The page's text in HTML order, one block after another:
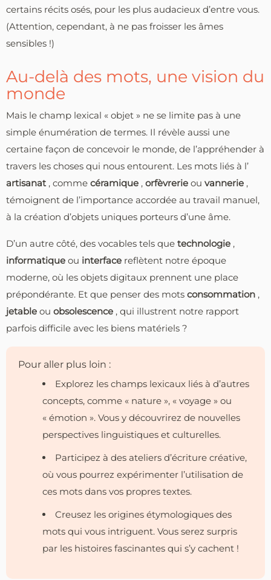
certains récits osés, pour les plus audacieux d’entre vous.
(Attention, cependant, à ne pas froisser les âmes
sensibles !)
Au-delà des mots, une vision du
monde
Mais le champ lexical « objet » ne se limite pas à une
simple énumération de termes. Il révèle aussi une
certaine façon de concevoir le monde, de l’appréhender à
travers les choses qui nous entourent. Les mots liés à l’
artisanat , comme céramique , orfèvrerie ou vannerie ,
témoignent de l’importance accordée au travail manuel,
à la création d’objets uniques porteurs d’une âme.
D’un autre côté, des vocables tels que technologie ,
informatique ou interface reflètent notre époque
moderne, où les objets digitaux prennent une place
prépondérante. Et que penser des mots consommation ,
jetable ou obsolescence , qui illustrent notre rapport
parfois difficile avec les biens matériels ?
Pour aller plus loin :
Explorez les champs lexicaux liés à d’autres
concepts, comme « nature », « voyage » ou
« émotion ». Vous y découvrirez de nouvelles
perspectives linguistiques et culturelles.
Participez à des ateliers d’écriture créative,
où vous pourrez expérimenter l’utilisation de
ces mots dans vos propres textes.
Creusez les origines étymologiques des
mots qui vous intriguent. Vous serez surpris
par les histoires fascinantes qui s’y cachent !